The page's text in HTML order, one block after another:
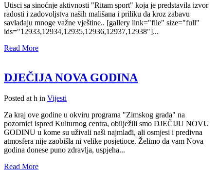
Utisci sa sinoćnje aktivnosti "Ritam sport" koja je predstavila izvor
radosti i zadovoljstva naših mališana i priliku da kroz zabavu
savladaju mnoge važne vještine.. [gallery link="file" size="full"
ids="12933,12934,12935,12936,12937,12938"]...
Read More
DJEČIJA NOVA GODINA
Posted at h in Vijesti
Za kraj ove godine u okviru programa "Zimskog grada" na
pozornici ispred Kulturnog centra, obilježili smo DJEČIJU NOVU
GODINU u kome su uživali naši najmlađi, ali osmjesi i predivna
atmosfera nije zaobišla ni velike posjetioce. Želimo da vam Nova
godina donese puno zdravlja, uspjeha...
Read More